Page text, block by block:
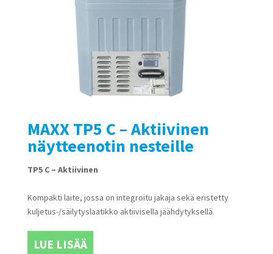
MAXX TP5 C – Aktiivinen
näytteenotin nesteille
TP5 C – Aktiivinen
Kompakti laite, jossa on integroitu jakaja sekä eristetty
kuljetus-/säilytyslaatikko aktiivisella jäähdytyksellä.
LUE LISÄÄ